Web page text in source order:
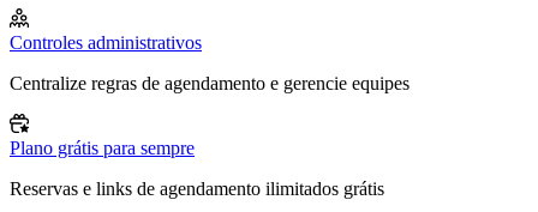
Controles administrativos
Centralize regras de agendamento e gerencie equipes
Plano grátis para sempre
Reservas e links de agendamento ilimitados grátis